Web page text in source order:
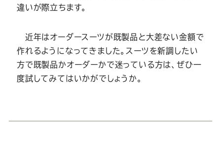
違いが際立ちます。
近年はオーダースーツが既製品と大差ない金額で
作れるようになってきました。スーツを新調したい
方で既製品かオーダーかで迷っている方は、ぜひ一
度試してみてはいかがでしょうか。